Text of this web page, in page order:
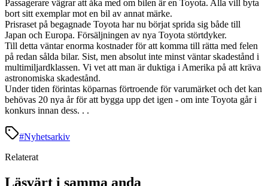
Passagerare vägrar att åka med om bilen är en Toyota. Alla vill byta
bort sitt exemplar mot en bil av annat märke.
Prisraset på begagnade Toyota har nu börjat sprida sig både till
Japan och Europa. Försäljningen av nya Toyota störtdyker.
Till detta väntar enorma kostnader för att komma till rätta med felen
på redan sålda bilar. Sist, men absolut inte minst väntar skadestånd i
multimiljardklassen. Vi vet att man är duktiga i Amerika på att kräva
astronomiska skadestånd.
Under tiden förintas köparnas förtroende för varumärket och det kan
behövas 20 nya år för att bygga upp det igen - om inte Toyota går i
konkurs innan dess. . .
#Nyhetsarkiv
Relaterat
Läsvärt i samma anda